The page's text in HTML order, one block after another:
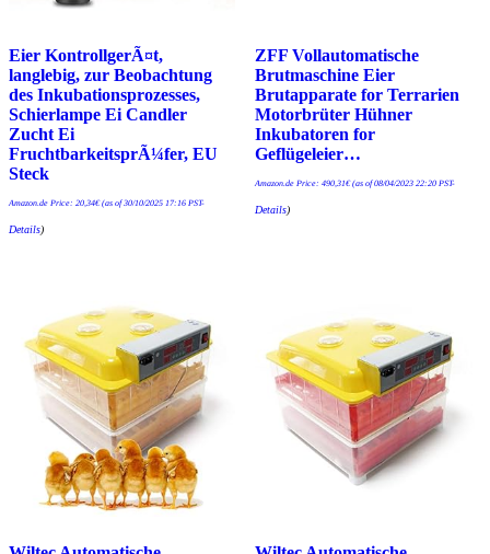
Eier KontrollgerÃ¤t,
langlebig, zur Beobachtung
des Inkubationsprozesses,
Schierlampe Ei Candler
Zucht Ei
FruchtbarkeitsprÃ¼fer, EU
Steck
Amazon.de Price: 20,34€(as of 30/10/2025 17:16 PST-
Details)
ZFF Vollautomatische
Brutmaschine Eier
Brutapparate for Terrarien
Motorbrüter Hühner
Inkubatoren for
Geflügeleier…
Amazon.de Price: 490,31€(as of 08/04/2023 22:20 PST-
Details)